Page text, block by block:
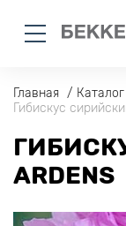
Главная Каталог
Гибискус
ARDENS